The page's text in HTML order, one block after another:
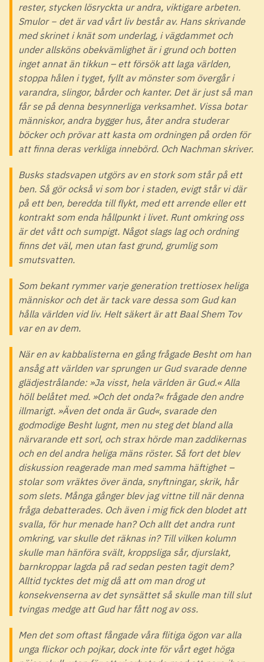
rester, stycken lösryckta ur andra, viktigare arbeten.
Smulor − det är vad vårt liv består av. Hans skrivande
med skrinet i knät som underlag, i vägdammet och
under allsköns obekvämlighet är i grund och botten
inget annat än tikkun – ett försök att laga världen,
stoppa hålen i tyget, fyllt av mönster som övergår i
varandra, slingor, bårder och kanter. Det är just så man
får se på denna besynnerliga verksamhet. Vissa botar
människor, andra bygger hus, åter andra studerar
böcker och prövar att kasta om ordningen på orden för
att finna deras verkliga innebörd. Och Nachman skriver.
Busks stadsvapen utgörs av en stork som står på ett
ben. Så gör också vi som bor i staden, evigt står vi där
på ett ben, beredda till flykt, med ett arrende eller ett
kontrakt som enda hållpunkt i livet. Runt omkring oss
är det vått och sumpigt. Något slags lag och ordning
finns det väl, men utan fast grund, grumlig som
smutsvatten.
Som bekant rymmer varje generation trettiosex heliga
människor och det är tack vare dessa som Gud kan
hålla världen vid liv. Helt säkert är att Baal Shem Tov
var en av dem.
När en av kabbalisterna en gång frågade Besht om han
ansåg att världen var sprungen ur Gud svarade denne
glädjestrålande: »Ja visst, hela världen är Gud.« Alla
höll belåtet med. »Och det onda?« frågade den andre
illmarigt. »Även det onda är Gud«, svarade den
godmodige Besht lugnt, men nu steg det bland alla
närvarande ett sorl, och strax hörde man zaddikernas
och en del andra heliga mäns röster. Så fort det blev
diskussion reagerade man med samma häftighet –
stolar som vräktes över ända, snyftningar, skrik, hår
som slets. Många gånger blev jag vittne till när denna
fråga debatterades. Och även i mig fick den blodet att
svalla, för hur menade han? Och allt det andra runt
omkring, var skulle det räknas in? Till vilken kolumn
skulle man hänföra svält, kroppsliga sår, djurslakt,
barnkroppar lagda på rad sedan pesten tagit dem?
Alltid tycktes det mig då att om man drog ut
konsekvenserna av det synsättet så skulle man till slut
tvingas medge att Gud har fått nog av oss.
Men det som oftast fångade våra flitiga ögon var alla
unga flickor och pojkar, dock inte för vårt eget höga